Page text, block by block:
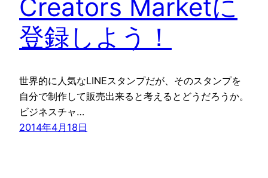
Creators Marketに
登録しよう！
世界的に人気なLINEスタンプだが、そのスタンプを
自分で制作して販売出来ると考えるとどうだろうか。
ビジネスチャ…
2014年4月18日